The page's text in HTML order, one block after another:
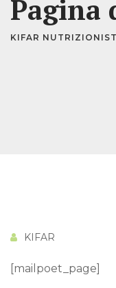
Pagina
KIFAR
KIFAR
[mailpoet_page]